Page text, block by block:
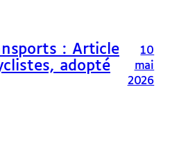
: Article
adopté
10
mai
2026